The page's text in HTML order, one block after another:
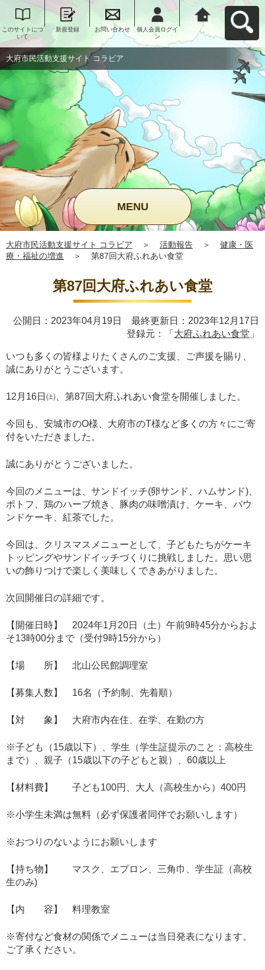
このサイトにつ
いて
新規登録 お問い合わせ
個人会員ログイ
ン
大府市民活動支
援サイト コラビ
アへ戻る
大府市民活動支援サイト コラビア
MENU
大府市民活動支援サイト コラビア ＞ 活動報告 ＞
健康・医
療・福祉の増進
＞ 第87回大府ふれあい食堂
第87回大府ふれあい食堂
公開日：2023年04月19日 最終更新日：2023年12月17日
登録元：「 大府ふれあい食堂 」
いつも多くの皆様よりたくさんのご支援、ご声援を賜り、
誠にありがとうございます。
12月16日㈯、第87回大府ふれあい食堂を開催しました。
今回も、安城市のO様、大府市のT様など多くの方々にご寄
付をいただきました。
誠にありがとうございました。
今回のメニューは、サンドイッチ(卵サンド、ハムサンド)、
ポトフ、鶏のハーブ焼き、豚肉の味噌漬け、ケーキ、パウ
ンドケーキ、紅茶でした。
今回は、クリスマスメニューとして、子どもたちがケーキ
トッピングやサンドイッチづくりに挑戦しました。思い思
いの飾りつけで楽しく美味しくできあがりました。
次回開催日の詳細です。
【開催日時】 2024年1月20日（土）午前9時45分からおよ
そ13時00分まで（受付9時15分から）
【場 所】 北山公民館調理室
【募集人数】 16名（予約制、先着順）
【対 象】 大府市内在住、在学、在勤の方
※子ども（15歳以下）、学生（学生証提示のこと：高校生
まで）、親子（15歳以下の子どもと親）、60歳以上
【材料費】 子ども100円、大人（高校生から）400円
※小学生未満は無料（必ず保護者同伴でお願いします）
※おつりのないようにお願いします
【持ち物】 マスク、エプロン、三角巾、学生証（高校
生のみ)
【内 容】 料理教室
※寄付など食材の関係でメニューは当日発表になります。
ご了承ください。